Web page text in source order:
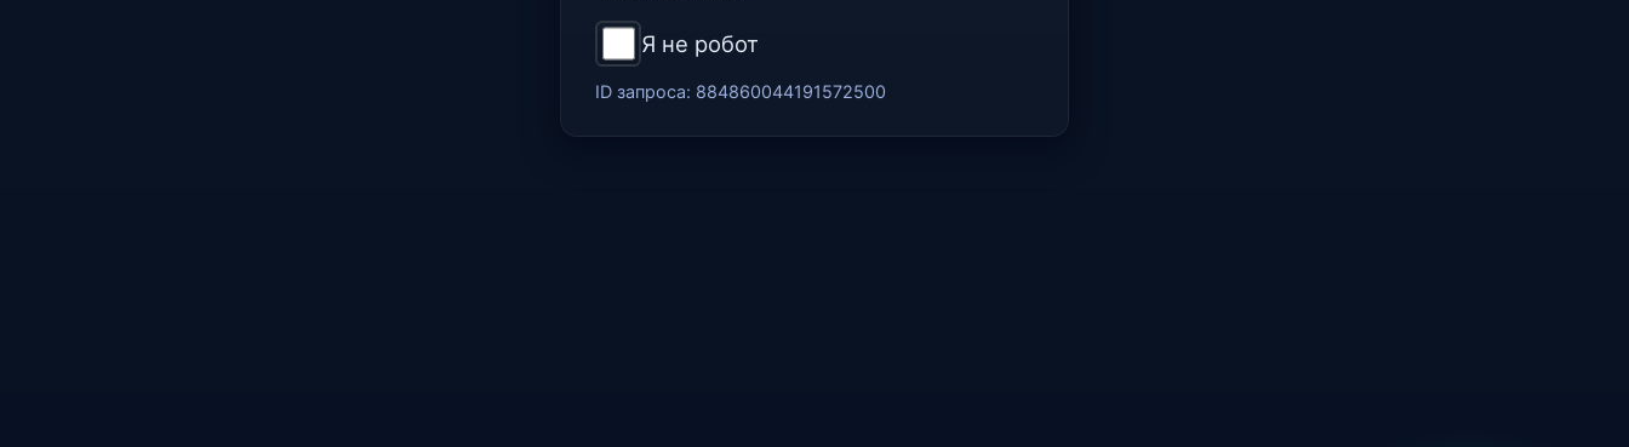
Я не робот
ID запроса: 884860044191572500